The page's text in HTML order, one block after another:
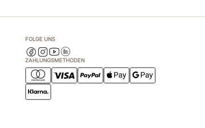
FOLGE UNS
ZAHLUNGSMETHODEN